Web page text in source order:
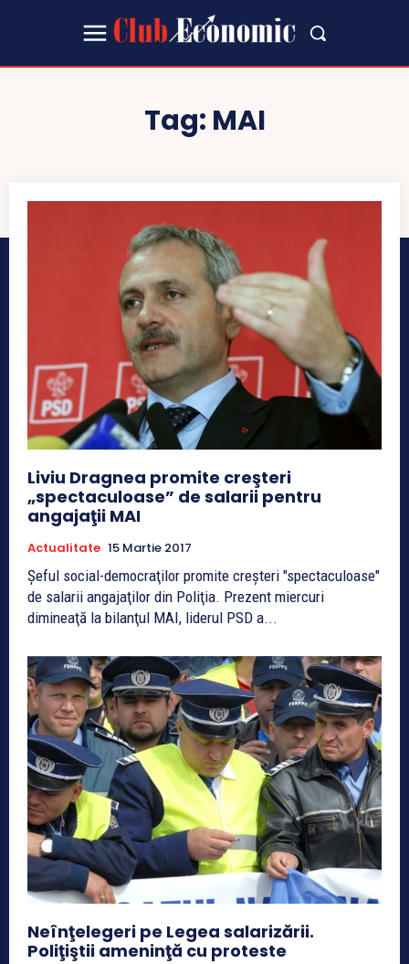
Tag: MAI
Liviu Dragnea promite creşteri
„spectaculoase” de salarii pentru
angajaţii MAI
Actualitate 15 Martie 2017
Şeful social-democraţilor promite creşteri "spectaculoase"
de salarii angajaţilor din Poliţia. Prezent miercuri
dimineaţă la bilanţul MAI, liderul PSD a...
Neînţelegeri pe Legea salarizării.
Poliţiştii ameninţă cu proteste